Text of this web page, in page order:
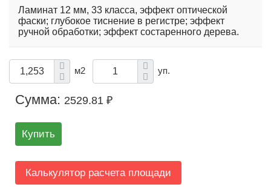
Ламинат 12 мм, 33 класса, эффект оптической
фаски; глубокое тиснение в регистре; эффект
ручной обработки; эффект состаренного дерева.
м2 уп.
Сумма: 2529.81 ₽
Купить
Калькулятор расчета площади